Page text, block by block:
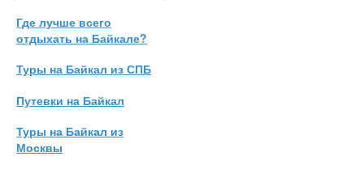
Где лучше всего
отдыхать на Байкале?
Туры на Байкал из СПБ
Путевки на Байкал
Туры на Байкал из
Москвы